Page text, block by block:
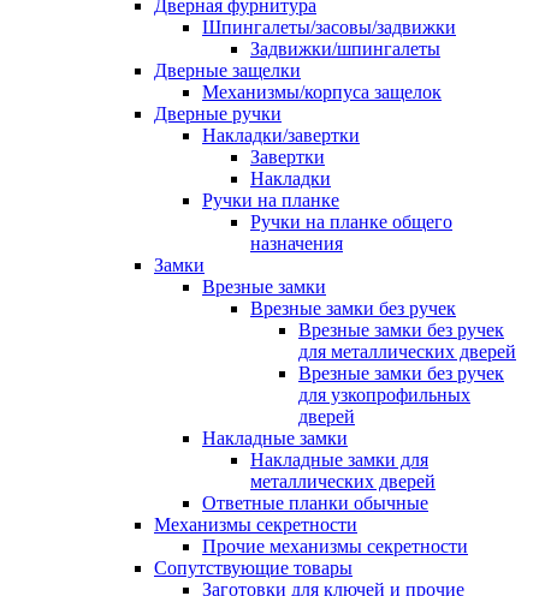
Дверная фурнитура
Шпингалеты/засовы/задвижки
Задвижки/шпингалеты
Дверные защелки
Механизмы/корпуса защелок
Дверные ручки
Накладки/завертки
Завертки
Накладки
Ручки на планке
Ручки на планке общего
назначения
Замки
Врезные замки
Врезные замки без ручек
Врезные замки без ручек
для металлических дверей
Врезные замки без ручек
для узкопрофильных
дверей
Накладные замки
Накладные замки для
металлических дверей
Ответные планки обычные
Механизмы секретности
Прочие механизмы секретности
Сопутствующие товары
Заготовки для ключей и прочие